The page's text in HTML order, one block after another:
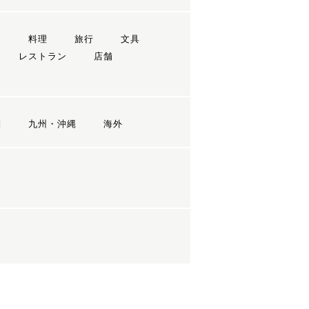
料理 旅行
文具
レストラン
店舗
九州・沖縄 海外